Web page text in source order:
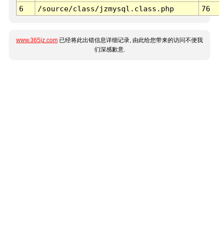
6
/source/class/jzmysql.class.php 76
www.365jz.com 已经将此出错信息详细记录, 由此给您带来的访问不便我
们深感歉意.